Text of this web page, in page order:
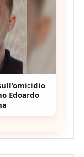
Edoardo